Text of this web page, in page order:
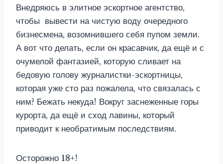
Внедряюсь в элитное эскортное агентство,
чтобы вывести на чистую воду очередного
бизнесмена, возомнившего себя пупом земли.
А вот что делать, если он красавчик, да ещё и с
очумелой фантазией, которую сливает на
бедовую голову журналистки-эскортницы,
которая уже сто раз пожалела, что связалась с
ним? Бежать некуда! Вокруг заснеженные горы
курорта, да ещё и сход лавины, который
приводит к необратимым последствиям.
Осторожно 18+!